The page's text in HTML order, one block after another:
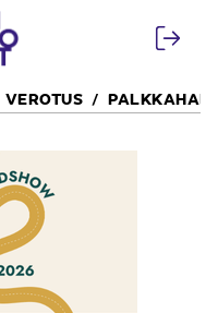
VEROTUS